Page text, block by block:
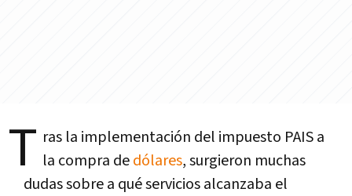
T ras la implementación del impuesto PAIS a
la compra dedólares, surgieron muchas
dudas sobre a qué servicios alcanzaba el